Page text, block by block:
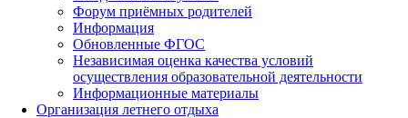
Форум приёмных родителей
Информация
Обновленные ФГОС
Независимая оценка качества условий
осуществления образовательной деятельности
Информационные материалы
Организация летнего отдыха